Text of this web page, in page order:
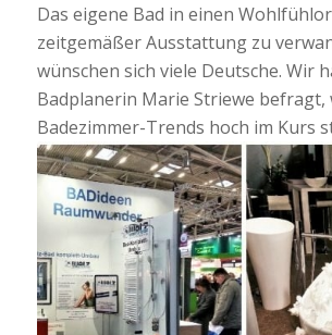
Das eigene Bad in einen
zeitgemäßer Ausstattung zu
wünschen sich viele Deutsche. Wir
Badplanerin Marie Striewe befragt,
Badezimmer-Trends hoch im Kurs